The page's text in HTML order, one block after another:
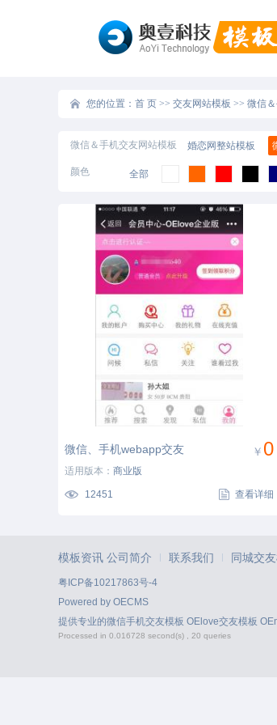
您的位置： 首 页 >> 交友网站模板 >> 微信
微信＆手机交友网站模板 婚恋网整站模板
颜色 全部
微信、手机webapp交友
网站整站模板
￥ 0
适用版本： 商业版
12451 查看详细
模板资讯 公司简介 | 联系我们 | 同城交
粤ICP备10217863号-4
Powered by OECMS
提供专业的微信手机交友模板 OElove交友模板
Processed in 0.016728 second(s) , 20 queries